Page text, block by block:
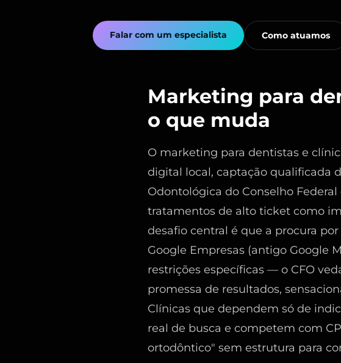
Falar com um especialista Como atuamos
Marketing para
o que muda
O marketing para dentistas e
digital local, captação qualificada
Odontológica do Conselho
tratamentos de alto ticket como
desafio central é que a procura
Google Empresas (antigo Google
restrições específicas — o CFO
promessa de resultados,
Clínicas que dependem só de
real de busca e competem com
ortodôntico" sem estrutura para